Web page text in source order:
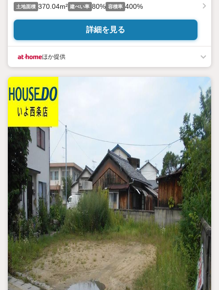
土地面積 370.04m² 建ぺい率 80% 容積率 400%
詳細を見る
ほか提供